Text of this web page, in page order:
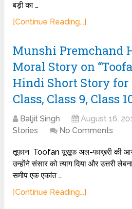
बड़ी का …
[Continue Reading...]
Munshi Premchand
Moral Story on
Hindi Short Story
Class, Class 9, Class
Baljit Singh August 16,
Stories
No Comments
तूफान Toofan यूसूफ अल-फाख़री की आयु
उन्होंने संसार को त्याग दिया और उत्तरी
समीप एक एकांत …
[Continue Reading...]